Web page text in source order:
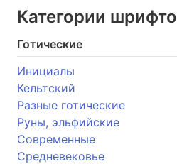
Категории
Готические
Инициалы
Кельтский
Разные готические
Руны, эльфийские
Современные
Средневековье